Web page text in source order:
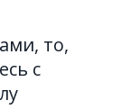
то,
с